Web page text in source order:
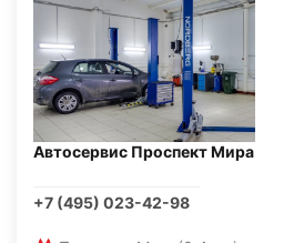
Автосервис Проспект Мира
+7 (495) 023-42-98